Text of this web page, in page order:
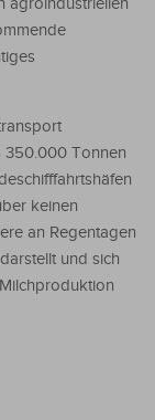
agroindustriellen
350.000 Tonnen
keinen
an Regentagen
und sich